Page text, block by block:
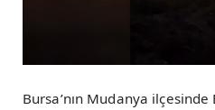
Bursa’nın Mudanya